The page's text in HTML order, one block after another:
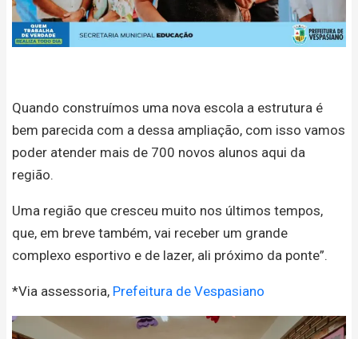
Quando construímos uma nova escola a estrutura é
bem parecida com a dessa ampliação, com isso vamos
poder atender mais de 700 novos alunos aqui da
região.
Uma região que cresceu muito nos últimos tempos,
que, em breve também, vai receber um grande
complexo esportivo e de lazer, ali próximo da ponte”.
*Via assessoria, Prefeitura de Vespasiano